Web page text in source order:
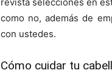
como no, además de
con ustedes.
Cómo cuidar tu